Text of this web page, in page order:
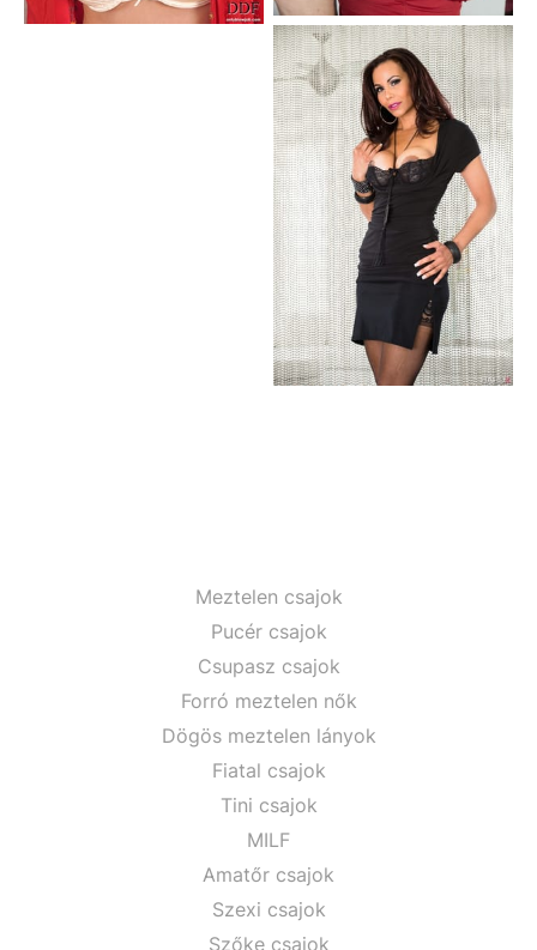
Meztelen csajok
Pucér csajok
Csupasz csajok
Forró meztelen nők
Dögös meztelen lányok
Fiatal csajok
Tini csajok
MILF
Amatőr csajok
Szexi csajok
Szőke csajok